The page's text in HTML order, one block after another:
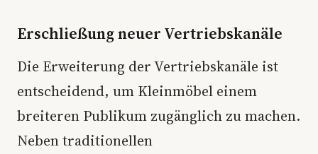
Erschließung neuer Vertriebskanäle
Die Erweiterung der Vertriebskanäle ist
entscheidend, um Kleinmöbel einem
breiteren Publikum zugänglich zu machen.
Neben traditionellen